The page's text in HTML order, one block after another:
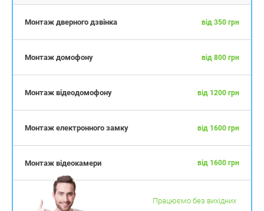
Монтаж дверного дзвінка від 350 грн
Монтаж домофону від 800 грн
Монтаж відеодомофону від 1200 грн
Монтаж електронного замку від 1600 грн
Монтаж відеокамери від 1600 грн
Працюємо без вихідних